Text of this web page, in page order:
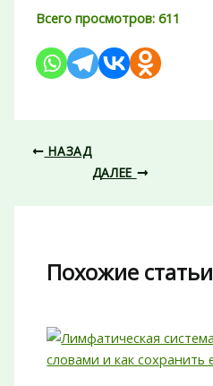
Всего просмотров: 611
НАЗАД
ДАЛЕЕ
Похожие статьи